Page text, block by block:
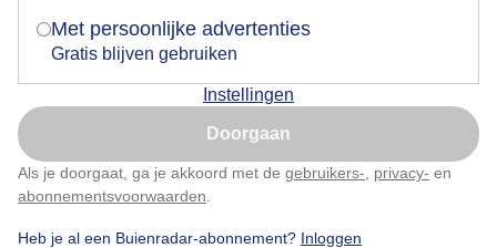
Met persoonlijke advertenties
Gratis blijven gebruiken
Instellingen
Doorgaan
Als je doorgaat, ga je akkoord met de gebruikers- privacy- en
abonnementsvoorwaarden
Heb je al een Buienradar-abonnement? Inloggen
Door: Kees Jak
Nu niet, misschien later
Klik hierom dit aan te passen